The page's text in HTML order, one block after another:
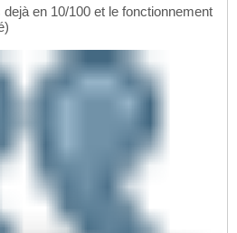
en 10/100 et le fonctionnement